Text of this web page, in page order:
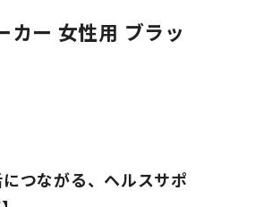
つながる、ヘルスサポ
カー 女性用 ブラッ